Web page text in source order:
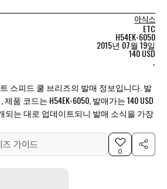
아식스
ETC
H54EK-6050
2015년 07월 19일
140 USD
-
스피드 쿨 브리즈의 발매 정보입니다. 발
품 코드는 H54EK-6050, 발매가는 140 USD
되는 대로 업데이트되니 발매 소식을 가장
즈 가이드
0